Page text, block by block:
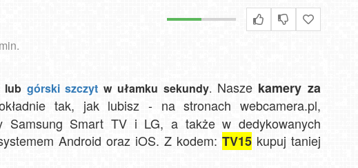
lub górski szczyt w ułamku sekundy. Nasze kamery za
tak, jak lubisz - na stronach webcamera.pl,
Samsung Smart TV i LG, a także w dedykowanych
Android oraz iOS. Z kodem: TV15 kupuj taniej